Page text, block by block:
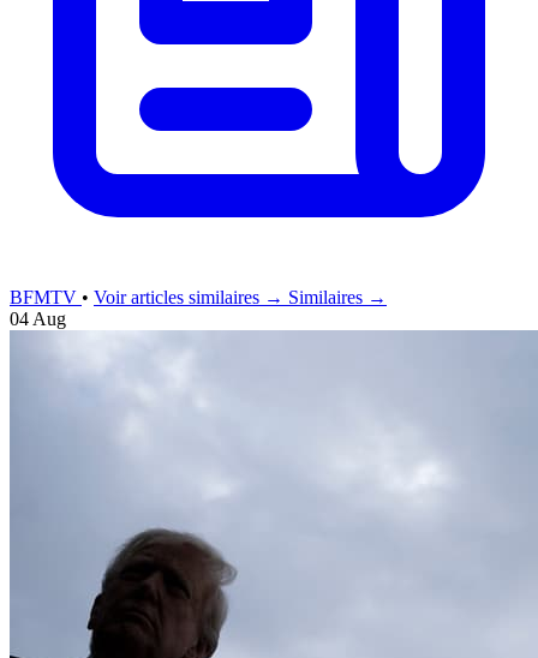
BFMTV • Voir articles similaires → Similaires →
04 Aug